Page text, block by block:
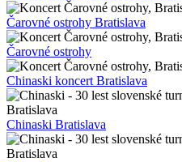
Čarovné ostrohy Bratislava
Čarovné ostrohy
Chinaski koncert Bratislava
Chinaski Bratislava